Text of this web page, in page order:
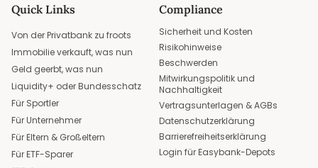
Quick Links
Von der Privatbank zu froots
Immobilie verkauft, was nun
Geld geerbt, was nun
Liquidity+ oder Bundesschatz
Für Sportler
Für Unternehmer
Für Eltern & Großeltern
Für ETF-Sparer
Compliance
Sicherheit und Kosten
Risikohinweise
Beschwerden
Mitwirkungspolitik und
Nachhaltigkeit
Vertragsunterlagen & AGBs
Datenschutzerklärung
Barrierefreiheitserklärung
Login für Easybank-Depots